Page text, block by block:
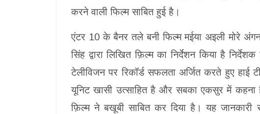
करने वाली फिल्म साबित हुई है।
एंटर 10 के बैनर तले बनी फिल्म मईया अइली मोरे
सिंह द्वारा लिखित फ़िल्म का निर्देशन किया है
टेलीविजन पर रिकॉर्ड सफलता अर्जित करते हुए
यूनिट खासी उत्साहित है और सबका एकसुर में
फ़िल्म ने बखूबी साबित कर दिया है। यह